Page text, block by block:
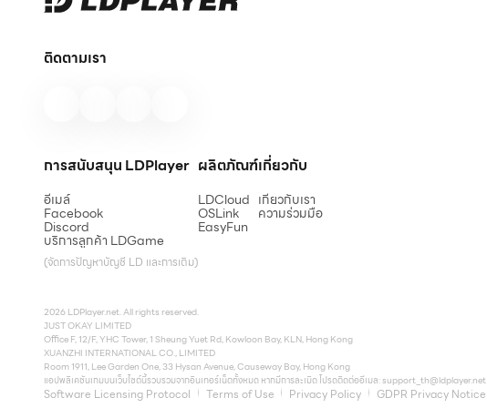
ติดตามเรา
การสนับสนุน LDPlayer
อีเมล์
Facebook
Discord
บริการลูกค้า LDGame
(จัดการปัญหาบัญชี LD และการเติม)
ผลิตภัณฑ์
LDCloud
OSLink
EasyFun
เกี่ยวกับ
เกี่ยวกับเรา
ความร่วมมือ
2026 LDPlayer.net. All rights reserved.
JUST OKAY LIMITED
Office F, 12/F, YHC Tower, 1 Sheung Yuet Rd, Kowloon Bay, KLN, Hong Kong
XUANZHI INTERNATIONAL CO., LIMITED
Room 1911, Lee Garden One, 33 Hysan Avenue, Causeway Bay, Hong Kong
แอปพลิเคชันเกมบนเว็บไซต์นี้รวบรวมจากอินเทอร์เน็ตทั้งหมด หากมีการละเมิด โปรดติดต่ออีเมล:support_th@ldplayer.net
Software Licensing Protocol Terms of Use Privacy Policy GDPR Privacy Notice